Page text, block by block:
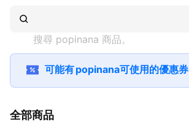
搜尋 popinana 商品。
可能有popinana可使用的優惠券
全部商品